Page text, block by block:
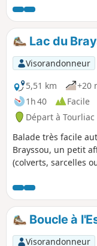
Lac du
Visorandonneur
5,51 km
+20
1h 40
Facile
Départ à
Balade très facile
Brayssou, un petit
(colverts, sarcelles
piétons. Comme il
plus agréable au
Boucle à
Visorandonneur